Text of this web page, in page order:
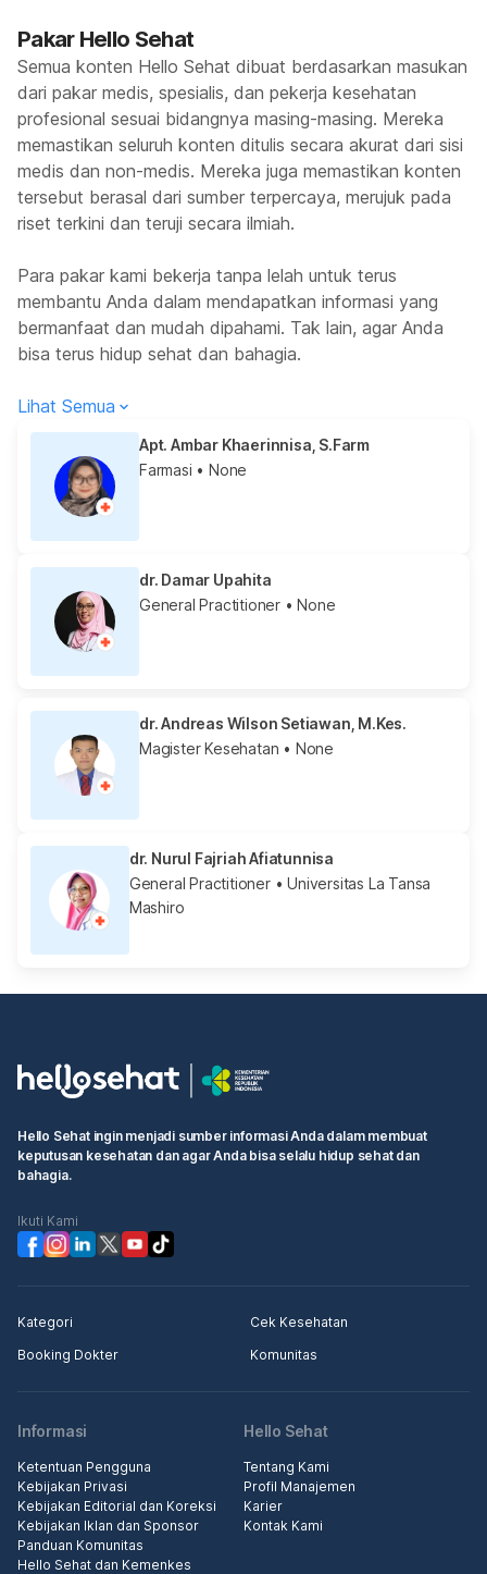
Pakar Hello Sehat
Semua konten Hello Sehat dibuat berdasarkan masukan
dari pakar medis, spesialis, dan pekerja kesehatan
profesional sesuai bidangnya masing-masing. Mereka
memastikan seluruh konten ditulis secara akurat dari sisi
medis dan non-medis. Mereka juga memastikan konten
tersebut berasal dari sumber terpercaya, merujuk pada
riset terkini dan teruji secara ilmiah.
Para pakar kami bekerja tanpa lelah untuk terus
membantu Anda dalam mendapatkan informasi yang
bermanfaat dan mudah dipahami. Tak lain, agar Anda
bisa terus hidup sehat dan bahagia.
Lihat Semua
Apt. Ambar Khaerinnisa, S.Farm
Farmasi • None
dr. Damar Upahita
General Practitioner • None
dr. Andreas Wilson Setiawan, M.Kes.
Magister Kesehatan • None
dr. Nurul Fajriah Afiatunnisa
General Practitioner• Universitas La Tansa
Mashiro
Hello Sehat ingin menjadi sumber informasi Anda dalam membuat
keputusan kesehatan dan agar Anda bisa selalu hidup sehat dan
bahagia.
Ikuti Kami
Kategori
Cek Kesehatan
Booking Dokter
Komunitas
Informasi
Ketentuan Pengguna
Kebijakan Privasi
Kebijakan Editorial dan Koreksi
Kebijakan Iklan dan Sponsor
Panduan Komunitas
Hello Sehat dan Kemenkes
Hello Sehat
Tentang Kami
Profil Manajemen
Karier
Kontak Kami